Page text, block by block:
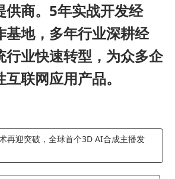
商。 5年实战开发经
基地，多年行业深耕经
行业快速转型，为众多企
联网应用产品。
再迎突破，全球首个3D AI合成主播发